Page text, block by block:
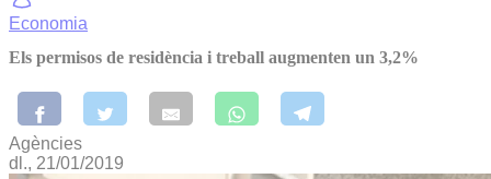
Economia
Els permisos de residència i treball augmenten un 3,2%
Agències
dl., 21/01/2019